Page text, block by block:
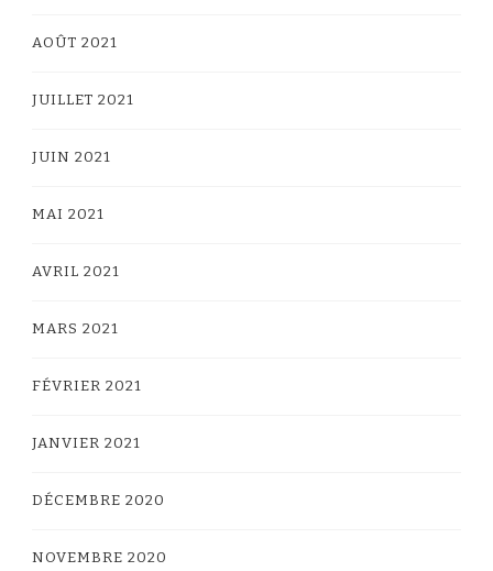
AOÛT 2021
JUILLET 2021
JUIN 2021
MAI 2021
AVRIL 2021
MARS 2021
FÉVRIER 2021
JANVIER 2021
DÉCEMBRE 2020
NOVEMBRE 2020